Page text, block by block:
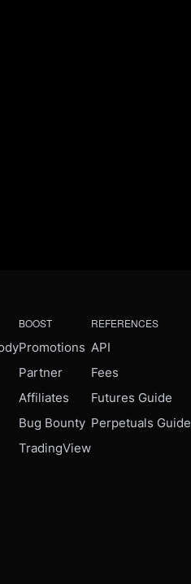
BOOST
Promotions
Partner
Affiliates
Bug Bounty
TradingView
REFERENCES
API
Fees
Futures Guide
Perpetuals Guide